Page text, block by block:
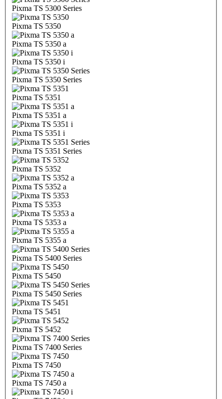
Pixma TS 5300 Series
Pixma TS 5350
Pixma TS 5350 a
Pixma TS 5350 i
Pixma TS 5350 Series
Pixma TS 5351
Pixma TS 5351 a
Pixma TS 5351 i
Pixma TS 5351 Series
Pixma TS 5352
Pixma TS 5352 a
Pixma TS 5353
Pixma TS 5353 a
Pixma TS 5355 a
Pixma TS 5400 Series
Pixma TS 5450
Pixma TS 5450 Series
Pixma TS 5451
Pixma TS 5452
Pixma TS 7400 Series
Pixma TS 7450
Pixma TS 7450 a